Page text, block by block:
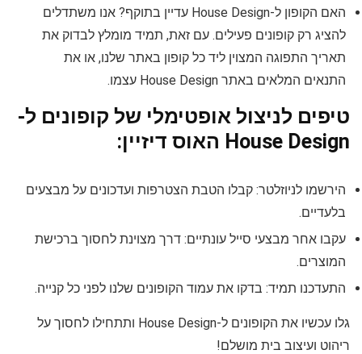
האם הקופון ל-House Design עדיין בתוקף? אנו משתדלים
להציג רק קופונים פעילים. עם זאת, תמיד מומלץ לבדוק את
תאריך התפוגה המצוין ליד כל קופון באתר שלנו, או את
התנאים המלאים באתר House Design עצמו.
טיפים לניצול אופטימלי של קופונים ל-
House Design האוס דיזיין:
הירשמו לניוזלטר: קבלו הטבת הצטרפות ועדכונים על מבצעים
בלעדיים.
עקבו אחר מבצעי סייל עונתיים: דרך מצוינת לחסוך ברכישת
המוצרים.
התעדכנו תמיד: בדקו את עמוד הקופונים שלנו לפני כל קנייה.
גלו עכשיו את הקופונים ל-House Design ותתחילו לחסוך על
ריהוט ועיצוב בית מושלם!